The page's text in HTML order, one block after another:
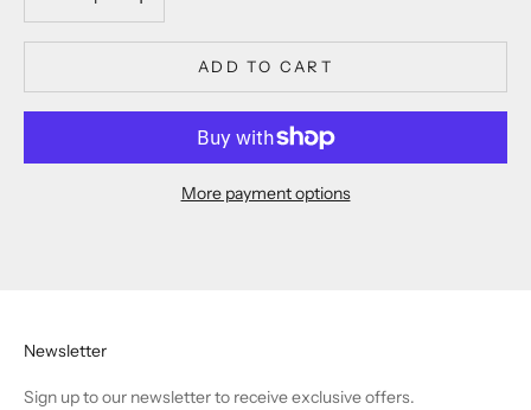
ADD TO CART
More payment options
Newsletter
Sign up to our newsletter to receive exclusive offers.